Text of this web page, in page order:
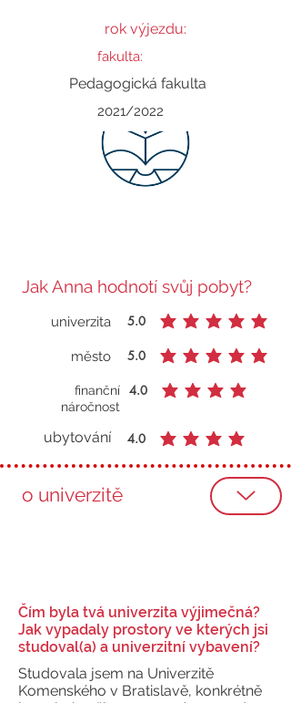
rok výjezdu:
fakulta:
Pedagogická fakulta
2021/2022
Jak Anna hodnotí svůj pobyt?
univerzita 5.0
průměrné hodnocení je 5 z 5
město
5.0
průměrné hodnocení je 5 z 5
finanční
náročnost
4.0
průměrné hodnocení je 4 z 5
ubytování 4.0
průměrné hodnocení je 4 z 5
o univerzitě
Čím byla tvá univerzita výjimečná?
Jak vypadaly prostory ve kterých jsi
studoval(a) a univerzitní vybavení?
Studovala jsem na Univerzitě
Komenského v Bratislavě, konkrétně